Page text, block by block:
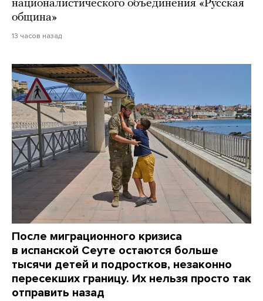
националистического объединения «Русская
община»
13 часов назад
После миграционного кризиса
в испанской Сеуте остаются больше
тысячи детей и подростков, незаконно
пересекших границу. Их нельзя просто так
отправить назад